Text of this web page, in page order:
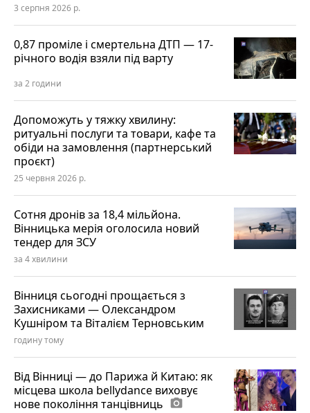
3 серпня 2026 р.
0,87 проміле і смертельна ДТП — 17-
річного водія взяли під варту
за 2 години
Допоможуть у тяжку хвилину:
ритуальні послуги та товари, кафе та
обіди на замовлення (партнерський
проєкт)
25 червня 2026 р.
Сотня дронів за 18,4 мільйона.
Вінницька мерія оголосила новий
тендер для ЗСУ
за 4 хвилини
Вінниця сьогодні прощається з
Захисниками — Олександром
Кушніром та Віталієм Терновським
годину тому
Від Вінниці — до Парижа й Китаю: як
місцева школа bellydance виховує
нове покоління танцівниць photo_camera